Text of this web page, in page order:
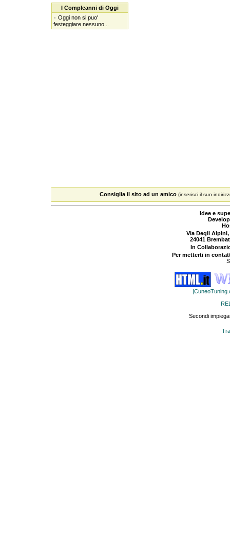
I Compleanni di Oggi
۰ Oggi non si puo'
festeggiare nessuno...
Consiglia il sito ad un amico (inserisci il suo
Idee e
Via Degli Alpini,
24041
In
Per metterti in
Secondi